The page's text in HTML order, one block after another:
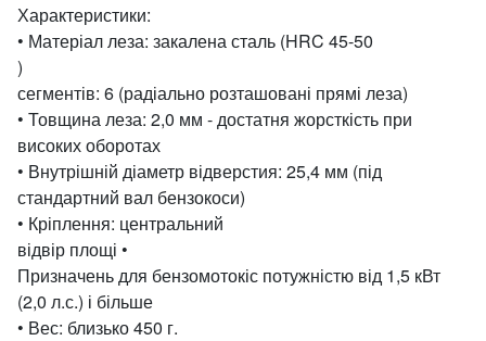
Характеристики:
• Матеріал леза: закалена сталь (HRC 45-50
)
сегментів: 6 (радіально розташовані прямі леза)
• Товщина леза: 2,0 мм - достатня жорсткість при
високих оборотах
• Внутрішній діаметр відверстия: 25,4 мм (під
стандартний вал бензокоси)
• Кріплення: центральний
відвір площі •
Призначень для бензомотокіс потужністю від 1,5 кВт
(2,0 л.с.) і більше
• Вес: близько 450 г.